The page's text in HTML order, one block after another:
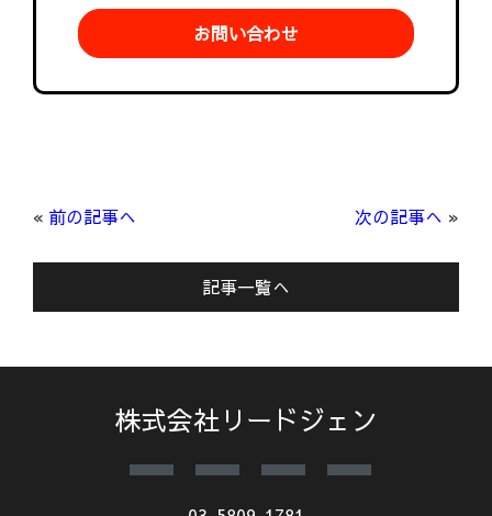
お問い合わせ
« 前の記事へ 次の記事へ »
記事一覧へ
株式会社リードジェン